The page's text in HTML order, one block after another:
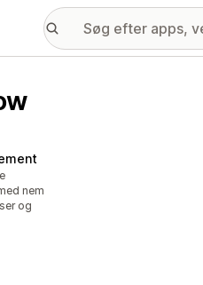
nem
og